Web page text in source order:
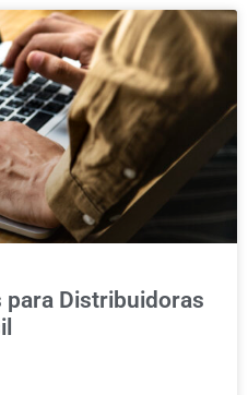
para Distribuidoras